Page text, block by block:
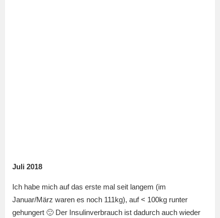
Juli 2018
Ich habe mich auf das erste mal seit langem (im
Januar/März waren es noch 111kg), auf < 100kg runter
gehungert 🙂 Der Insulinverbrauch ist dadurch auch wieder